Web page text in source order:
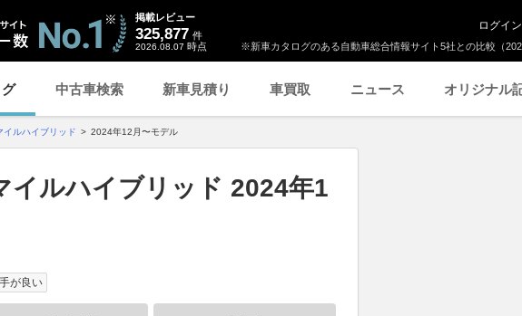
※新車カタログのある自動車総合情報サイト5社との比較（
掲載レビュー
325,877 件
2026.08.07 時点
ログイン
中古車検索 新車見積り 車買取 ニュース オリジナル
イルハイブリッド 2024年12月〜モデル
イルハイブリッド 2024年1
が良い